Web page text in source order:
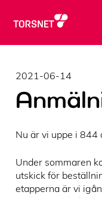
2021-06-14
Nu är vi uppe i 844
Under sommaren
utskick för
etapperna är vi